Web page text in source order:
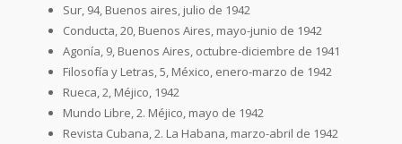
Sur, 94, Buenos aires, julio de 1942
Conducta, 20, Buenos Aires, mayo-junio de 1942
Agonía, 9, Buenos Aires, octubre-diciembre de 1941
Filosofía y Letras, 5, México, enero-marzo de 1942
Rueca, 2, Méjico, 1942
Mundo Libre, 2. Méjico, mayo de 1942
Revista Cubana, 2. La Habana, marzo-abril de 1942